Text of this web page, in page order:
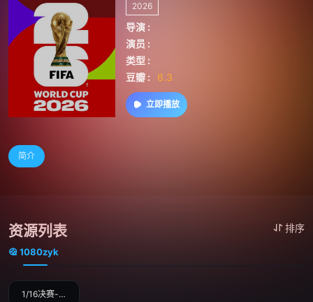
2026
导演 :
演员 :
类型 :
豆瓣 :
6.3
立即播放
简介
资源列表 排序
1080zyk
1/16决赛-阿根廷VS佛得角